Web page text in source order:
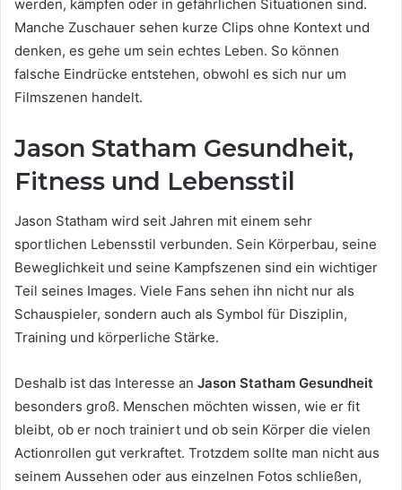
werden, kämpfen oder in gefährlichen Situationen sind.
Manche Zuschauer sehen kurze Clips ohne Kontext und
denken, es gehe um sein echtes Leben. So können
falsche Eindrücke entstehen, obwohl es sich nur um
Filmszenen handelt.
Jason Statham Gesundheit,
Fitness und Lebensstil
Jason Statham wird seit Jahren mit einem sehr
sportlichen Lebensstil verbunden. Sein Körperbau, seine
Beweglichkeit und seine Kampfszenen sind ein wichtiger
Teil seines Images. Viele Fans sehen ihn nicht nur als
Schauspieler, sondern auch als Symbol für Disziplin,
Training und körperliche Stärke.
Deshalb ist das Interesse an Jason Statham Gesundheit
besonders groß. Menschen möchten wissen, wie er fit
bleibt, ob er noch trainiert und ob sein Körper die vielen
Actionrollen gut verkraftet. Trotzdem sollte man nicht aus
seinem Aussehen oder aus einzelnen Fotos schließen,